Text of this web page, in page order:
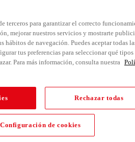
terceros para garantizar el correcto
mejorar nuestros servicios y mostrarte
hábitos de navegación. Puedes aceptar todas
tus preferencias para seleccionar qué tipos
Para más información, consulta nuestra
Rechazar todas
Configuración de cookies